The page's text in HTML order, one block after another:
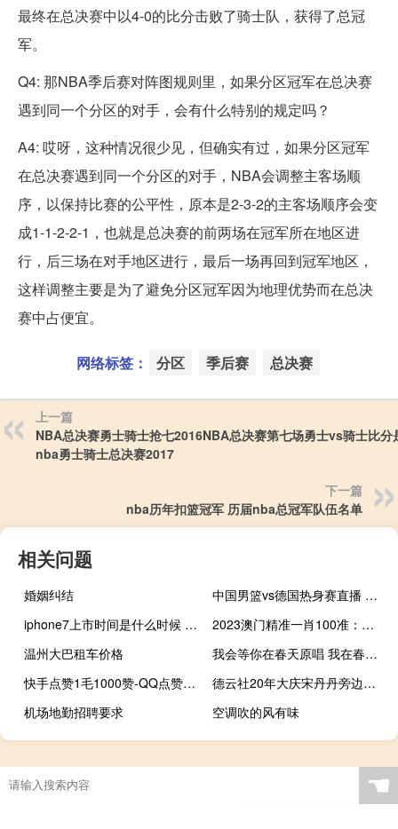
最终在总决赛中以4-0的比分击败了骑士队，获得了总冠
军。
Q4: 那NBA季后赛对阵图规则里，如果分区冠军在总决赛
遇到同一个分区的对手，会有什么特别的规定吗？
A4: 哎呀，这种情况很少见，但确实有过，如果分区冠军
在总决赛遇到同一个分区的对手，NBA会调整主客场顺
序，以保持比赛的公平性，原本是2-3-2的主客场顺序会变
成1-1-2-2-1，也就是总决赛的前两场在冠军所在地区进
行，后三场在对手地区进行，最后一场再回到冠军地区，
这样调整主要是为了避免分区冠军因为地理优势而在总决
赛中占便宜。
网络标签： 分区 季后赛 总决赛
上一篇
NBA总决赛勇士骑士抢七2016NBA总决赛第七场勇士vs骑士比分
nba勇士骑士总决赛2017
下一篇
nba历年扣篮冠军 历届nba总冠军队伍名单
相关问题
婚姻纠结
中国男篮vs德国热身赛直播 中国男篮vs德国男篮
iphone7上市时间是什么时候 苹果16什么时候上市的
2023澳门精准一肖100准：澳彩开奖现场开奖直播软件-通俗的最新解答-983.ISO.150
温州大巴租车价格
我会等你在春天原唱 我在春天等你杨钰莹
快手点赞1毛1000赞-QQ点赞免费网址(快手点赞怎么清理掉)
德云社20年大庆宋丹丹旁边的是谁 德云社20周年庆典完整版
机场地勤招聘要求
空调吹的风有味
☚